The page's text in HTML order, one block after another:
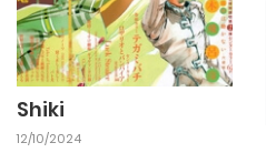
Shiki
12/10/2024